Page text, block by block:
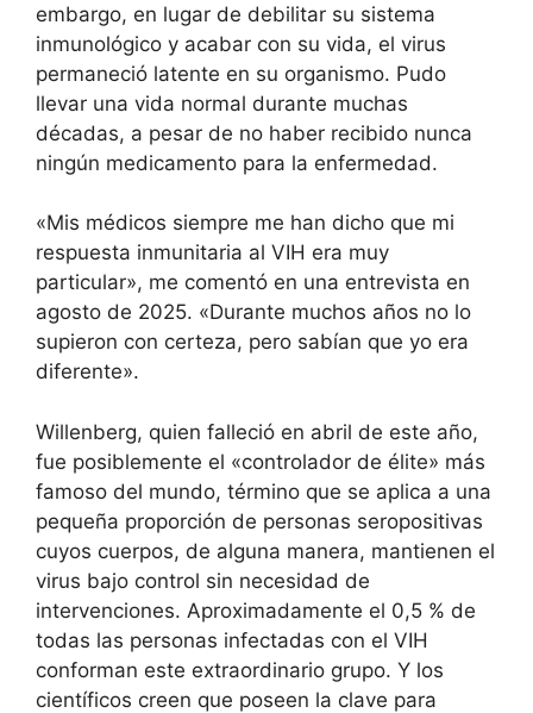
embargo, en lugar de debilitar su sistema
inmunológico y acabar con su vida, el virus
permaneció latente en su organismo. Pudo
llevar una vida normal durante muchas
décadas, a pesar de no haber recibido nunca
ningún medicamento para la enfermedad.
«Mis médicos siempre me han dicho que mi
respuesta inmunitaria al VIH era muy
particular», me comentó en una entrevista en
agosto de 2025. «Durante muchos años no lo
supieron con certeza, pero sabían que yo era
diferente».
Willenberg, quien falleció en abril de este año,
fue posiblemente el «controlador de élite» más
famoso del mundo, término que se aplica a una
pequeña proporción de personas seropositivas
cuyos cuerpos, de alguna manera, mantienen el
virus bajo control sin necesidad de
intervenciones. Aproximadamente el 0,5 % de
todas las personas infectadas con el VIH
conforman este extraordinario grupo. Y los
científicos creen que poseen la clave para